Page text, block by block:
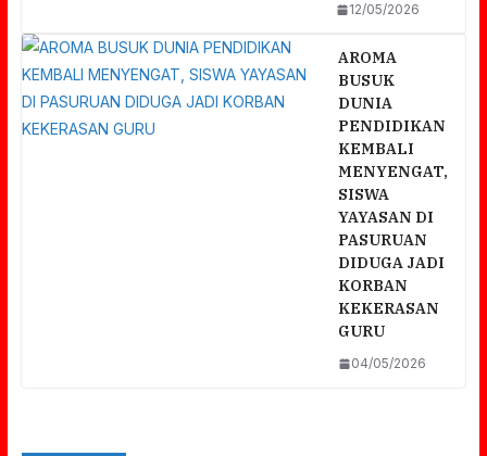
12/05/2026
AROMA
BUSUK
DUNIA
PENDIDIKAN
KEMBALI
MENYENGAT,
SISWA
YAYASAN DI
PASURUAN
DIDUGA JADI
KORBAN
KEKERASAN
GURU
04/05/2026